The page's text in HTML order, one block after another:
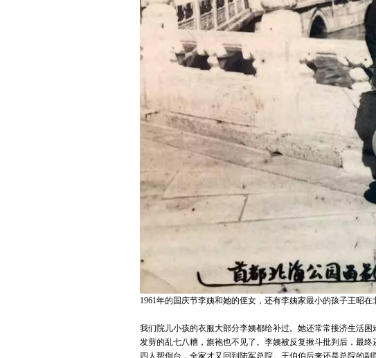
1961年的国庆节李姨和她的侄女，还有李姨家最小的孩子王昭在
我们院儿小孩的衣服大部分李姨都给补过。她还常常接济生活
发剪的乱七八糟，旗袍也不见了。李姨被反复揪斗批判后，最
四人帮倒台，全家才又回到陆军总院。王伯伯后来还是总院的副